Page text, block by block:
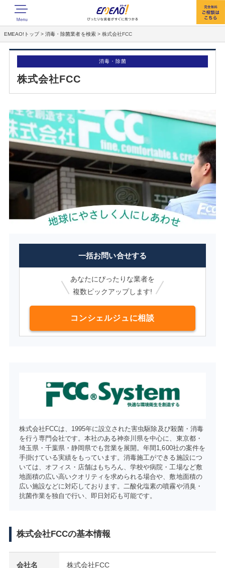
EMEAO!トップ >消毒・除菌業者を検索 > 株式会社FCC
消毒・除菌
株式会社FCC
一括お問い合せする
あなたにぴったりな業者を
複数ピックアップします!
コンシェルジュに相談
株式会社FCCは、1995年に設立された害虫駆除及び殺菌・消毒
を行う専門会社です。本社のある神奈川県を中心に、東京都・
埼玉県・千葉県・静岡県でも営業を展開。年間1,600社の案件を
手掛けている実績をもっています。消毒施工ができる施設につ
いては、オフィス・店舗はもちろん、学校や病院・工場など敷
地面積の広い高いクオリティを求められる場合や、敷地面積の
広い施設などに対応しております。二酸化塩素の噴霧や消臭・
抗菌作業を独自で行い、即日対応も可能です。
株式会社FCCの基本情報
会社名 株式会社FCC